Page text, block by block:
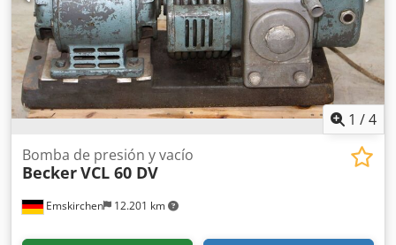
1 /4
Emskirchen 12.201 km
Bomba de presión y vacío
BeckerVCL 60 DV